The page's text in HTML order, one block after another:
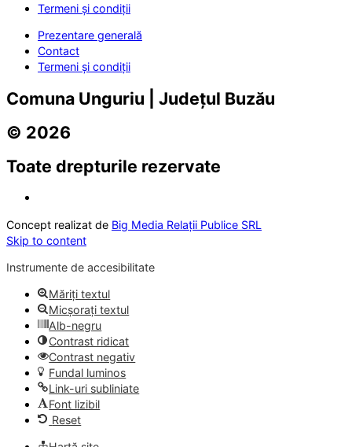
Termeni și condiții
Prezentare generală
Contact
Termeni și condiții
Comuna Unguriu | Județul Buzău
© 2026
Toate drepturile rezervate
Concept realizat de Big Media Relații Publice SRL
Skip to content
Instrumente de accesibilitate
Măriți textul
Micșorați textul
Alb-negru
Contrast ridicat
Contrast negativ
Fundal luminos
Link-uri subliniate
Font lizibil
Reset